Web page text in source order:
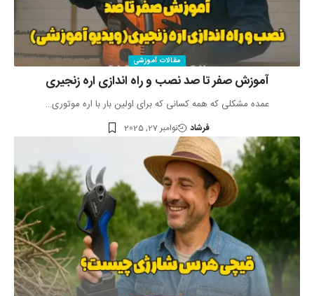
مقالات آموزشی
آموزش صفر تا صد نصب و راه‌ اندازی اره زنجیری
عمده مشکلی که همه کسانی که برای اولین بار با‌ اره موتوری…
فرشاد نوامبر 27, 2025